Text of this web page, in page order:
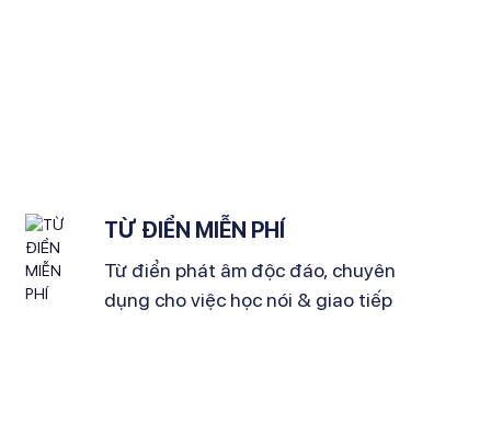
TỪ ĐIỂN MIỄN PHÍ
Từ điển phát âm độc đáo, chuyên
dụng cho việc học nói & giao tiếp